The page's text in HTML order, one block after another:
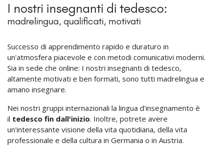
I nostri insegnanti di tedesco:
madrelingua, qualificati, motivati
Successo di apprendimento rapido e duraturo in
un'atmosfera piacevole e con metodi comunicativi moderni.
Sia in sede che online: I nostri insegnanti di tedesco,
altamente motivati e ben formati, sono tutti madrelingua e
amano insegnare.
Nei nostri gruppi internazionali la lingua d'insegnamento è
il tedesco fin dall'inizio. Inoltre, potrete avere
un'interessante visione della vita quotidiana, della vita
professionale e della cultura in Germania o in Austria.